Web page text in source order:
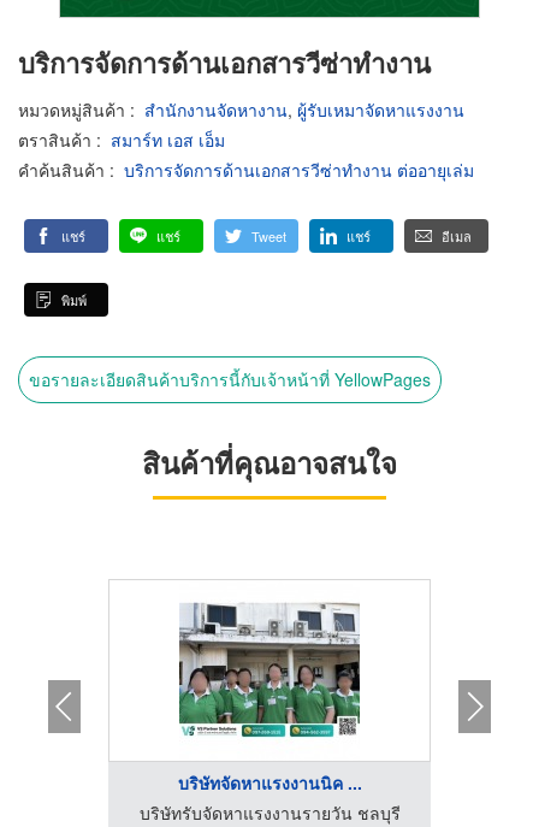
บริการจัดการด้านเอกสารวีซ่าทำงาน
หมวดหมู่สินค้า : สำนักงานจัดหางาน, ผู้รับเหมาจัดหาแรงงาน
ตราสินค้า : สมาร์ท เอส เอ็ม
คำค้นสินค้า : บริการจัดการด้านเอกสารวีซ่าทำงาน ต่ออายุเล่ม
แชร์ แชร์ Tweet แชร์ อีเมล
พิมพ์
ขอรายละเอียดสินค้าบริการนี้กับเจ้าหน้าที่ YellowPages
สินค้าที่คุณอาจสนใจ
บริษัทจัดหาแรงงานนิค ...
บริษัทรับจัดหาแรงงานรายวัน ชลบุรี